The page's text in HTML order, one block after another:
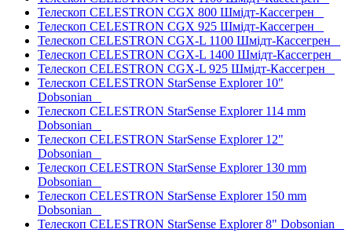
Телескоп CELESTRON CGX 800 Шмідт-Кассегрен
Телескоп CELESTRON CGX 925 Шмідт-Кассегрен
Телескоп CELESTRON CGX-L 1100 Шмідт-Кассегрен
Телескоп CELESTRON CGX-L 1400 Шмідт-Кассегрен
Телескоп CELESTRON CGX-L 925 Шмідт-Кассегрен
Телескоп CELESTRON StarSense Explorer 10"
Dobsonian
Телескоп CELESTRON StarSense Explorer 114 mm
Dobsonian
Телескоп CELESTRON StarSense Explorer 12"
Dobsonian
Телескоп CELESTRON StarSense Explorer 130 mm
Dobsonian
Телескоп CELESTRON StarSense Explorer 150 mm
Dobsonian
Телескоп CELESTRON StarSense Explorer 8" Dobsonian